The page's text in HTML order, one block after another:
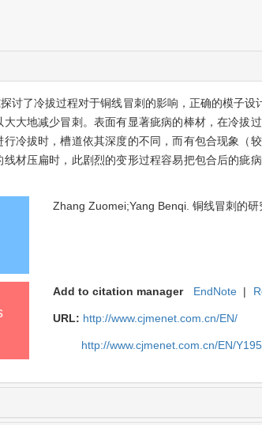
讨了冷拔过程对于铜线冒刺的影响，正确的模子
大大地减少冒刺。表面有显著疵病的棒材，在冷拔
行冷拔时，槽道依其深度的不同，而有包合现象（
线材压扁时，此剧烈的变形过程容易把包合后的疵
Zhang Zuomei;Yang Benqi. 铜线冒刺的
Add to citation manager EndNote |
URL: http://www.cjmenet.com.cn/EN/
http://www.cjmenet.com.cn/EN/